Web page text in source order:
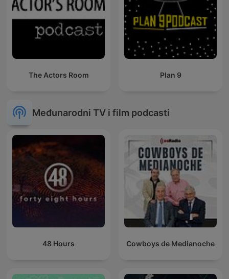
The Actors Room Plan 9
Međunarodni TV i film podcasti
48 Hours Cowboys de Medianoche